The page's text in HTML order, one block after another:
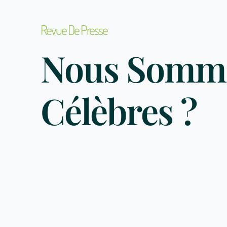
Revue De Presse
Nous
Célèbres ?